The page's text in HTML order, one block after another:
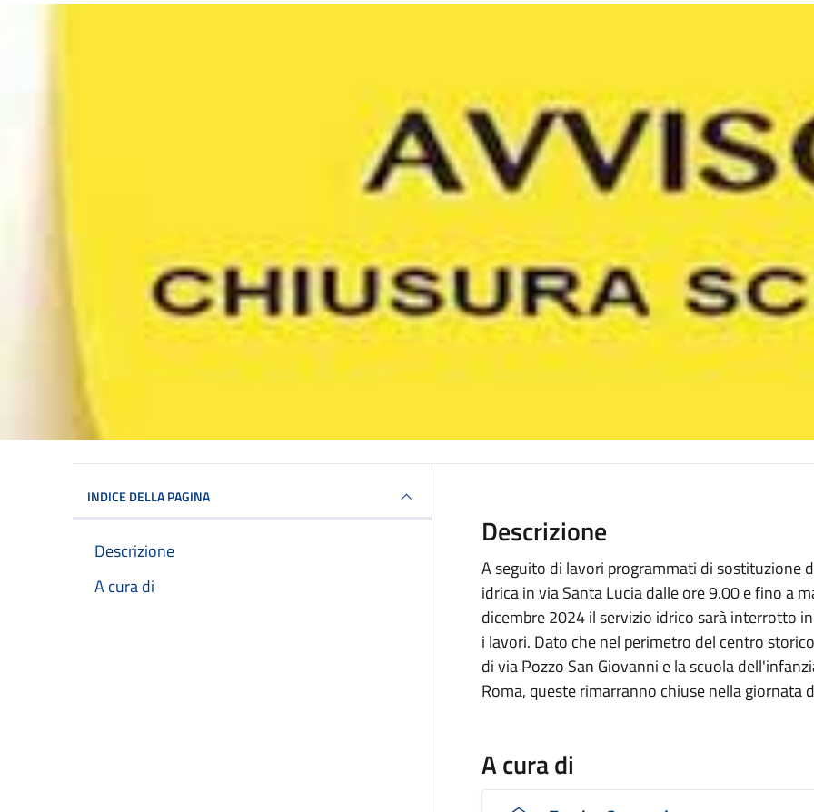
INDICE DELLA PAGINA
Descrizione
A cura di
Descrizione
A seguito di lavori programmati di sostituzione
idrica in via Santa Lucia dalle ore 9.00 e fino a
dicembre 2024 il servizio idrico sarà interrotto
i lavori. Dato che nel perimetro del centro
di via Pozzo San Giovanni e la scuola
Roma, queste rimarranno chiuse nella giornata
A cura di